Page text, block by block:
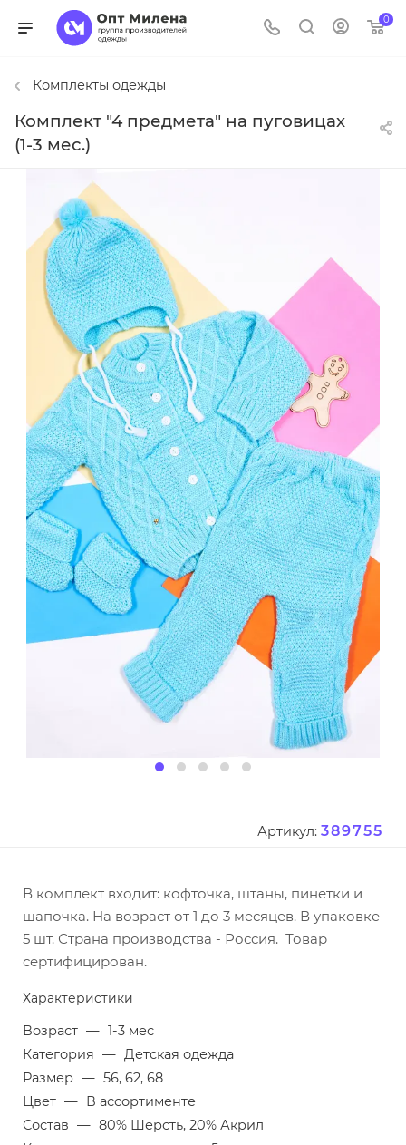
0
Комплекты одежды
Комплект "4 предмета" на пуговицах
(1-3 мес.)
Артикул: 389755
В комплект входит: кофточка, штаны, пинетки и
шапочка. На возраст от 1 до 3 месяцев. В упаковке
5 шт. Страна производства - Россия. Товар
сертифицирован.
Характеристики
Возраст — 1-3 мес
Категория — Детская одежда
Размер — 56, 62, 68
Цвет — В ассортименте
Состав — 80% Шерсть, 20% Акрил